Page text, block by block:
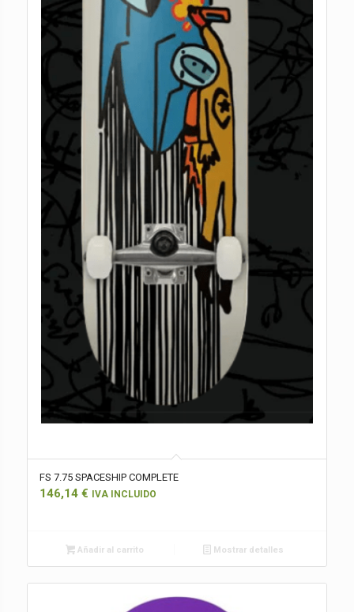
FS 7.75 SPACESHIP COMPLETE
146,14 € IVA INCLUIDO
Añadir al carrito Mostrar detalles